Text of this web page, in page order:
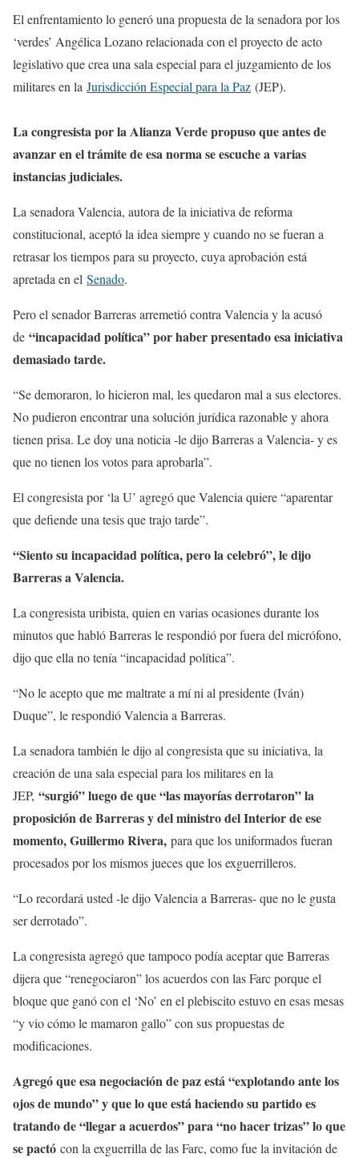
El enfrentamiento lo generó una propuesta de la senadora por los
‘verdes’ Angélica Lozano relacionada con el proyecto de acto
legislativo que crea una sala especial para el juzgamiento de los
militares en la Jurisdicción Especial para la Paz (JEP).
La congresista por la Alianza Verde propuso que antes de
avanzar en el trámite de esa norma se escuche a varias
instancias judiciales.
La senadora Valencia, autora de la iniciativa de reforma
constitucional, aceptó la idea siempre y cuando no se fueran a
retrasar los tiempos para su proyecto, cuya aprobación está
apretada en el Senado.
Pero el senador Barreras arremetió contra Valencia y la acusó
de “incapacidad política” por haber presentado esa iniciativa
demasiado tarde.
“Se demoraron, lo hicieron mal, les quedaron mal a sus electores.
No pudieron encontrar una solución jurídica razonable y ahora
tienen prisa. Le doy una noticia -le dijo Barreras a Valencia- y es
que no tienen los votos para aprobarla”.
El congresista por ‘la U’ agregó que Valencia quiere “aparentar
que defiende una tesis que trajo tarde”.
“Siento su incapacidad política, pero la celebró”, le dijo
Barreras a Valencia.
La congresista uribista, quien en varias ocasiones durante los
minutos que habló Barreras le respondió por fuera del micrófono,
dijo que ella no tenía “incapacidad política”.
“No le acepto que me maltrate a mí ni al presidente (Iván)
Duque”, le respondió Valencia a Barreras.
La senadora también le dijo al congresista que su iniciativa, la
creación de una sala especial para los militares en la
JEP, “surgió” luego de que “las mayorías derrotaron” la
proposición de Barreras y del ministro del Interior de ese
momento, Guillermo Rivera, para que los uniformados fueran
procesados por los mismos jueces que los exguerrilleros.
“Lo recordará usted -le dijo Valencia a Barreras- que no le gusta
ser derrotado”.
La congresista agregó que tampoco podía aceptar que Barreras
dijera que “renegociaron” los acuerdos con las Farc porque el
bloque que ganó con el ‘No’ en el plebiscito estuvo en esas mesas
“y vio cómo le mamaron gallo” con sus propuestas de
modificaciones.
Agregó que esa negociación de paz está “explotando ante los
ojos de mundo” y que lo que está haciendo su partido es
tratando de “llegar a acuerdos” para “no hacer trizas” lo que
se pactó con la exguerrilla de las Farc, como fue la invitación de